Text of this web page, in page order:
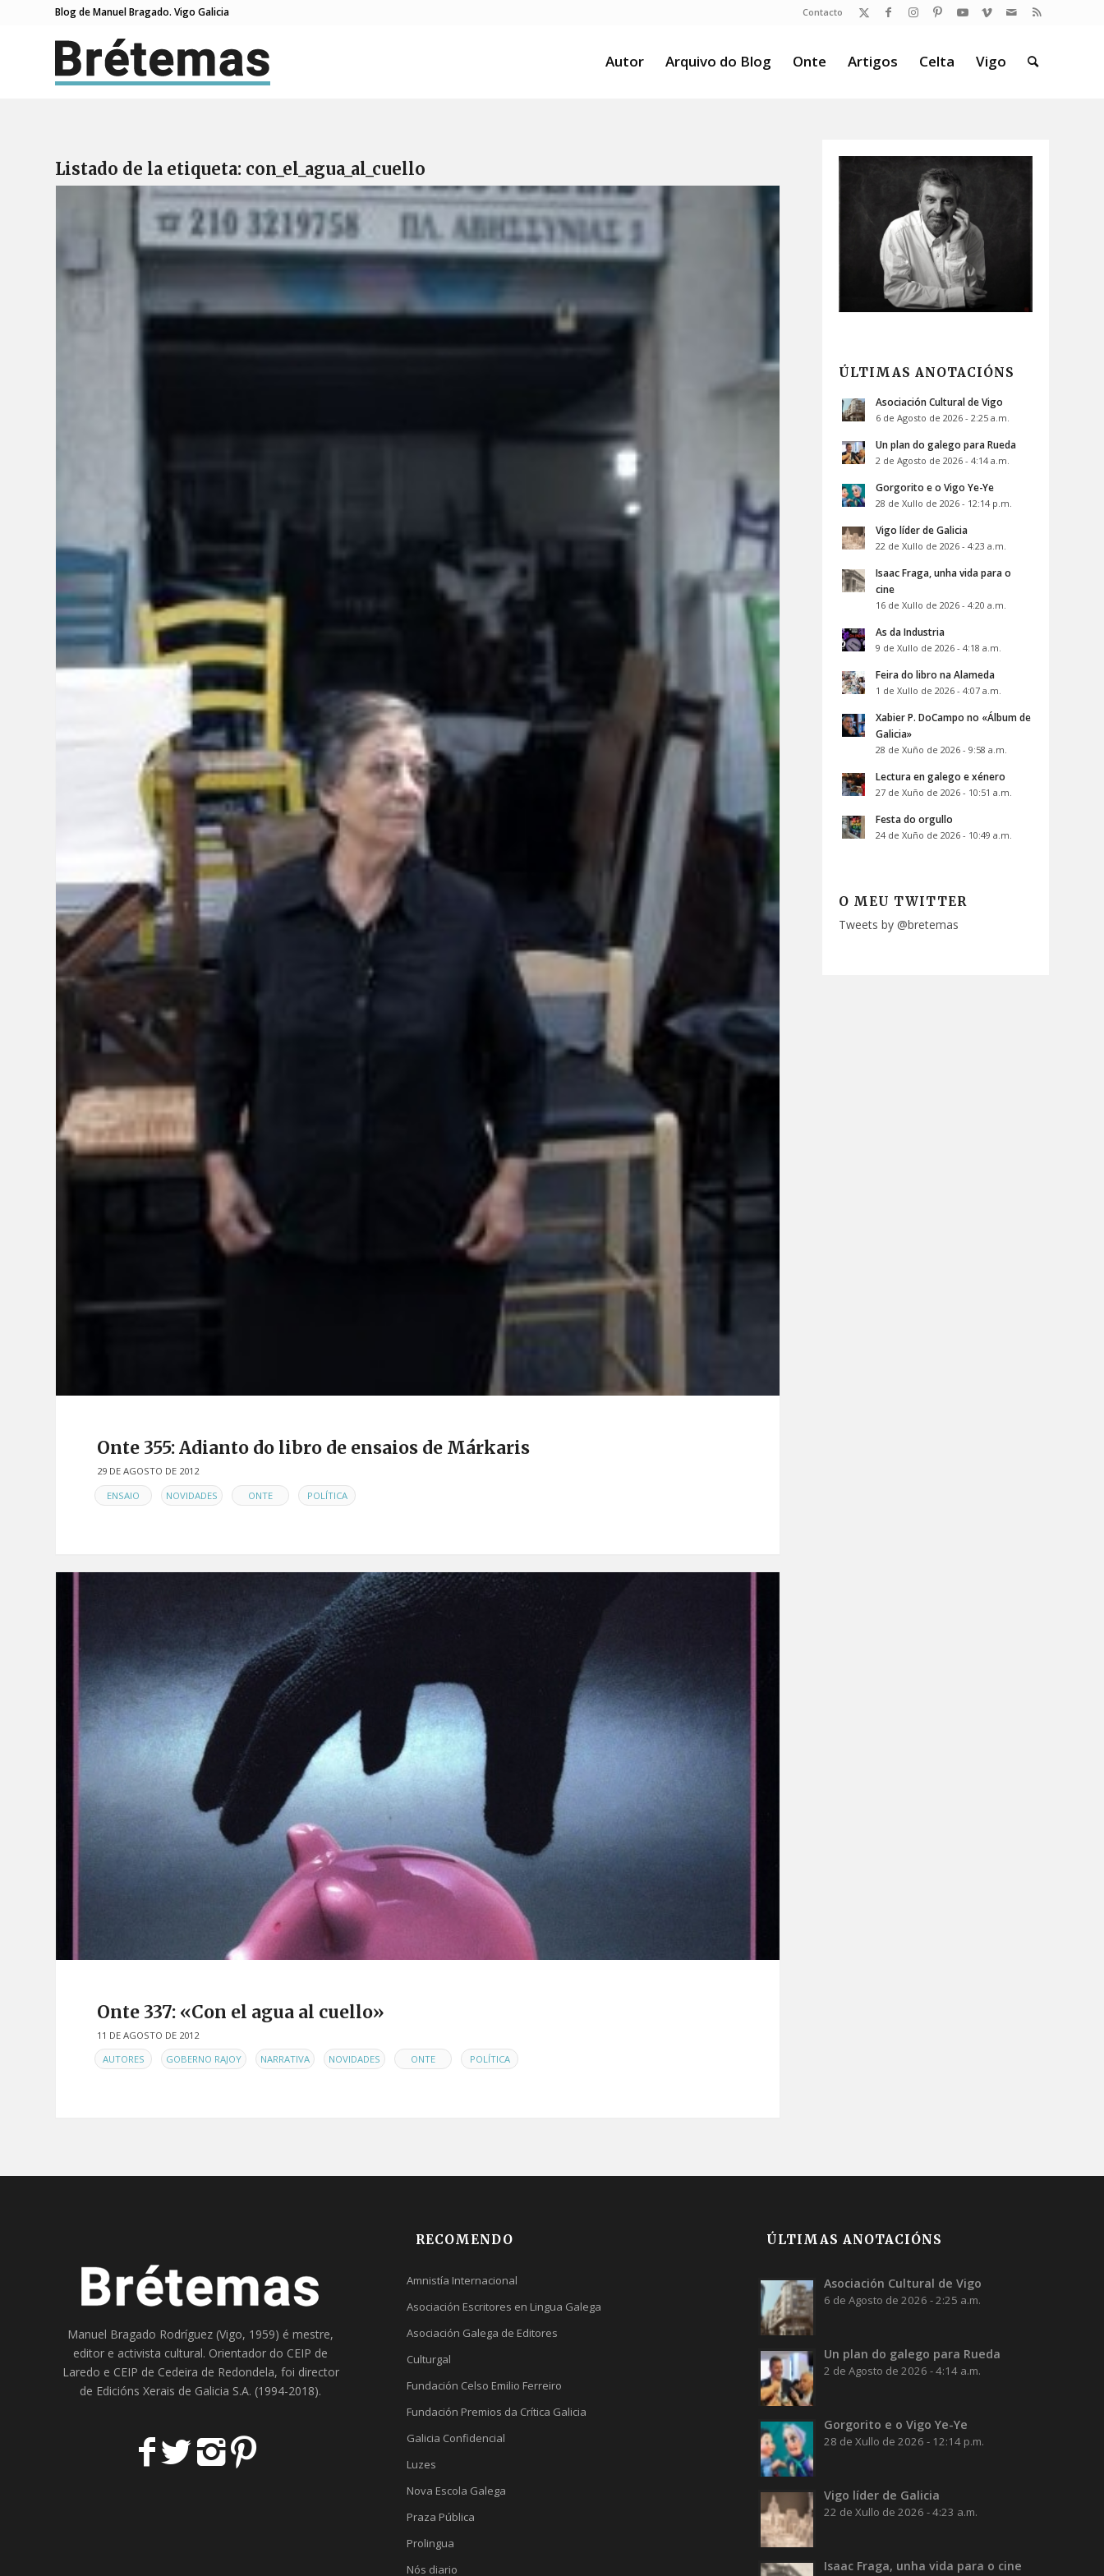
Contacto
Blog de Manuel Bragado. Vigo Galicia
Autor Arquivo do Blog Onte Artigos Celta Vigo
Listado de la etiqueta: con_el_agua_al_cuello
Onte 355: Adianto do libro de ensaios de Márkaris
29 DE AGOSTO DE 2012
EN
ENSAIO NOVIDADES ONTE POLÍTICA
Onte 337: «Con el agua al cuello»
11 DE AGOSTO DE 2012
EN AUTORES GOBERNO RAJOY NARRATIVA NOVIDADES ONTE POLÍTICA
ÚLTIMAS ANOTACIÓNS
Asociación Cultural de Vigo
6 de Agosto de 2026 - 2:25 a.m.
Un plan do galego para Rueda
2 de Agosto de 2026 - 4:14 a.m.
Gorgorito e o Vigo Ye-Ye
28 de Xullo de 2026 - 12:14 p.m.
Vigo líder de Galicia
22 de Xullo de 2026 - 4:23 a.m.
Isaac Fraga, unha vida para o
cine
16 de Xullo de 2026 - 4:20 a.m.
As da Industria
9 de Xullo de 2026 - 4:18 a.m.
Feira do libro na Alameda
1 de Xullo de 2026 - 4:07 a.m.
Xabier P. DoCampo no «Álbum de
Galicia»
28 de Xuño de 2026 - 9:58 a.m.
Lectura en galego e xénero
27 de Xuño de 2026 - 10:51 a.m.
Festa do orgullo
24 de Xuño de 2026 - 10:49 a.m.
O MEU TWITTER
Tweets by @bretemas
Manuel Bragado Rodríguez (Vigo, 1959) é mestre,
editor e activista cultural. Orientador do CEIP de
Laredo e CEIP de Cedeira de Redondela, foi director
de Edicións Xerais de Galicia S.A. (1994-2018).
RECOMENDO
Amnistía Internacional
Asociación Escritores en Lingua Galega
Asociación Galega de Editores
Culturgal
Fundación Celso Emilio Ferreiro
Fundación Premios da Crítica Galicia
Galicia Confidencial
Luzes
Nova Escola Galega
Praza Pública
Prolingua
Nós diario
ÚLTIMAS ANOTACIÓNS
Asociación Cultural de Vigo
6 de Agosto de 2026 - 2:25 a.m.
Un plan do galego para Rueda
2 de Agosto de 2026 - 4:14 a.m.
Gorgorito e o Vigo Ye-Ye
28 de Xullo de 2026 - 12:14 p.m.
Vigo líder de Galicia
22 de Xullo de 2026 - 4:23 a.m.
Isaac Fraga, unha vida para o cine